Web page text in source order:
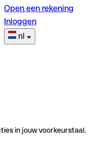
Open een rekening
Inloggen
nl
in jouw voorkeurstaal.